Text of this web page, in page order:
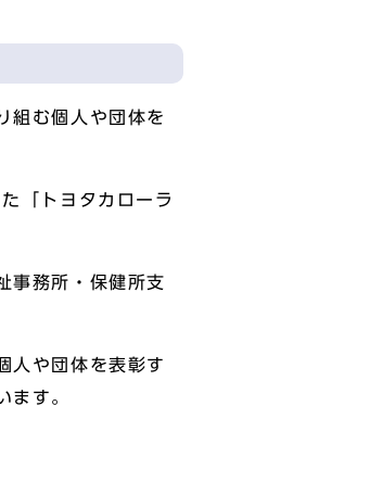
組む個人や団体を
「トヨタカローラ
事務所・保健所支
人や団体を表彰す
ます。